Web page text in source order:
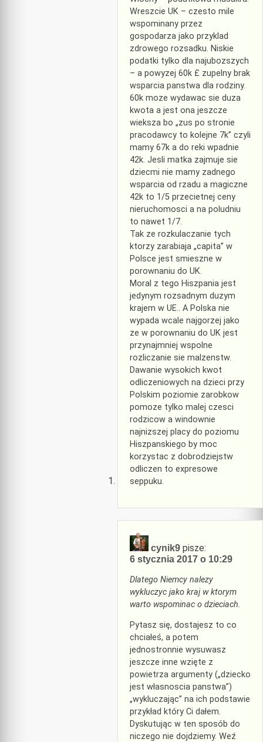
Wreszcie UK – czesto mile
wspominany przez
gospodarza jako przyklad
zdrowego rozsadku. Niskie
podatki tylko dla najubozszych
– a powyzej 60k £ zupelny brak
wsparcia panstwa dla rodziny.
60k moze wydawac sie duza
kwota a jest ona jeszcze
wieksza bo „zus po stronie
pracodawcy to kolejne 7k” czyli
mamy 67k a do reki wpadnie
42k. Jesli matka zajmuje sie
dziecmi nie mamy zadnego
wsparcia od rzadu a magiczne
42k to 1/5 przecietnej ceny
nieruchomosci a na poludniu
to nawet 1/7.
Tak ze rozkulaczanie tych
ktorzy zarabiaja „capita” w
Polsce jest smieszne w
porownaniu do UK.
Moral z tego Hiszpania jest
jedynym rozsadnym duzym
krajem w UE.. A Polska nie
wypada wcale najgorzej jako
ze w porownaniu do UK jest
przynajmniej wspolne
rozliczanie sie malzenstw.
Dawanie wysokich kwot
odliczeniowych na dzieci przy
Polskim poziomie zarobkow
pomoze tylko malej czesci
rodzicow a windownie
najnizszej placy do poziomu
Hiszpanskiego by moc
korzystac z dobrodziejstw
odliczen to expresowe
seppuku.
cynik9 pisze:
6 stycznia 2017 o 10:29
Dlatego Niemcy nalezy
wykluczyc jako kraj w ktorym
warto wspominac o dzieciach.
Pytasz się, dostajesz to co
chciałeś, a potem
jednostronnie wysuwasz
jeszcze inne wzięte z
powietrza argumenty („dziecko
jest własnoscia panstwa”)
„wykluczając” na ich podstawie
przykład który Ci dałem.
Dyskutując w ten sposób do
niczego nie dojdziemy. Weź